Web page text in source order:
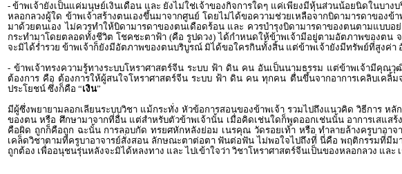
- ข้าพเจ้ายังเป็นแค่มนุษย์เงินเดือน และ ยังไม่ใช่เจ้าของกิจการใดๆ แค่เพียงมีหุ้นส่วนน้อยนิดในบา
หลอกลวงผู้ใด ข้าพเจ้าสร้างตนเองขึ้นมาจากศูนย์ โดยไม่ได้ขอความช่วยเหลือจากบิดามารดาของข้
มาด้วยตนเอง ไม่ควรทำให้บิดามารดาของตนเดือดร้อน และ ควรบำรุงบิดามารดาของตนตามแบบ
กระทำมาโดยตลอดทั้งชีวิต โชคชะตาฟ้า (คือ รูปดวง) ได้กำหนดให้ข้าพเจ้ามีอยู่ตามอัตภาพของตน
จะมิได้ร่ำรวย ข้าพเจ้าก็ยังมีอัตภาพของตนบริบูรณ์ มิได้ขอใครกินทั้งสิ้น แต่ข้าพเจ้ายังมีทรัพย์ที่สูงค่า
- ข้าพเจ้าทรงความรู้ทางระบบโหราศาสตร์จีน ระบบ ฟ้า ดิน คน อันเป็นนามธรรม แต่ข้าพเจ้ามีคุณ
ต้องการ คือ ต้องการให้ผู้สนใจโหราศาสตร์จีน ระบบ ฟ้า ดิน คน ทุกคน ตื่นขึ้นจากอาการเคลิบเค
ประโยชน์ ซึ่งก็คือ “เงิน”
มีผู้ซึ่งพยายามลอกเลียนระบบวิชา แม้กระทั่ง หัวข้อการสอนของข้าพเจ้า รวมไปถึงแนวคิด วิธีการ ห
ของตน หรือ ศึกษามาจากที่อื่น แต่สำหรับตัวข้าพเจ้านั้น เมื่อคิดเช่นใดก็พูดออกเช่นนั้น อาการเสแส
คือผิด ถูกก็คือถูก ฉะนั้น การลอบกัด ทรยศหักหลังย่อม เนรคุณ วัดรอยเท้า หรือ ทำลายล้างครูบาอา
เคล็ดวิชาตามที่ครูบาอาจารย์สั่งสอน ลักษณะตาต่อตา ฟันต่อฟัน ไม่พอใจไปถึงที่ นี่คือ พฤติกรรมที่มีม
ถูกต้อง เพื่ออนุชนรุ่นหลังจะมิได้หลงทาง และ ไปเข้าใจว่า วิชาโหราศาสตร์จีนเป็นของหลอกลวง และ